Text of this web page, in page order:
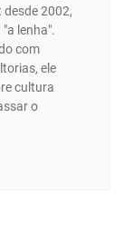
2002,
lenha".
com
ele
cultura
o